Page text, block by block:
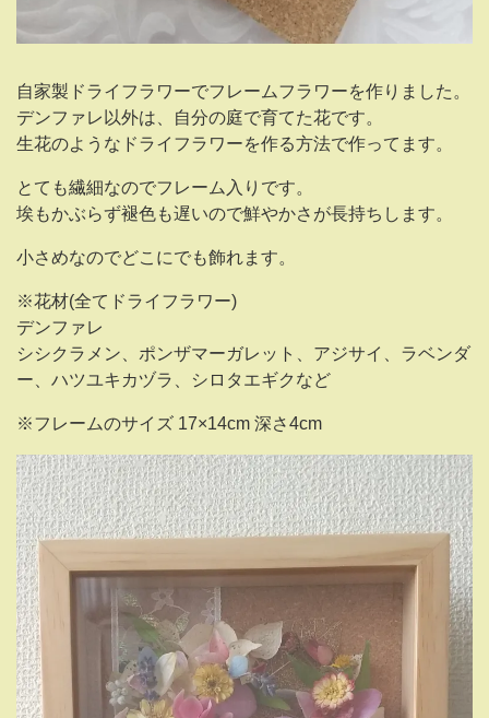
自家製ドライフラワーでフレームフラワーを作りました。
デンファレ以外は、自分の庭で育てた花です。
生花のようなドライフラワーを作る方法で作ってます。
とても繊細なのでフレーム入りです。
埃もかぶらず褪色も遅いので鮮やかさが長持ちします。
小さめなのでどこにでも飾れます。
※花材(全てドライフラワー)
デンファレ
シシクラメン、ポンザマーガレット、アジサイ、ラベンダ
ー、ハツユキカヅラ、シロタエギクなど
※フレームのサイズ 17×14cm 深さ4cm